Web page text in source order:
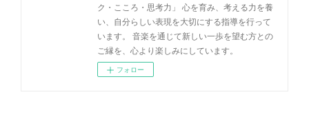
ク・こころ・思考力」 心を育み、考える力を養
い、自分らしい表現を大切にする指導を行って
います。 音楽を通じて新しい一歩を望む方との
ご縁を、心より楽しみにしています。
フォロー